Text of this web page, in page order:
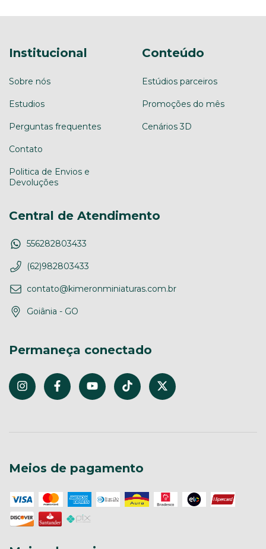
Institucional
Sobre nós
Estudios
Perguntas frequentes
Contato
Politica de Envios e
Devoluções
Conteúdo
Estúdios parceiros
Promoções do mês
Cenários 3D
Central de Atendimento
556282803433
(62)982803433
contato@kimeronminiaturas.com.br
Goiânia - GO
Permaneça conectado
Meios de pagamento